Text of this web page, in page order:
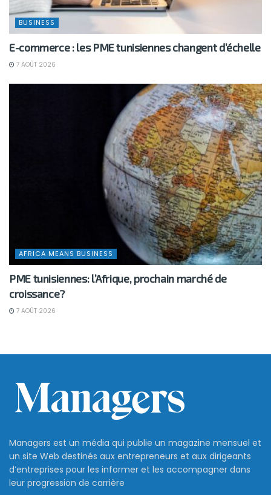
BUSINESS
E-commerce : les PME tunisiennes changent d’échelle
7 AOÛT 2026
AFRICA MEANS BUSINESS
PME tunisiennes: l’Afrique, prochain marché de
croissance?
7 AOÛT 2026
Managers est un média qui publie un magazine mensuel et
un site Web destinés aux entrepreneurs et aux dirigeants
d’entreprises pour les informer et les accompagner dans
leur progression de carrière